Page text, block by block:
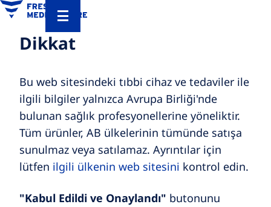
Dikkat
Bu web sitesindeki tıbbi cihaz ve tedaviler ile
ilgili bilgiler yalnızca Avrupa Birliği'nde
bulunan sağlık profesyonellerine yöneliktir.
Tüm ürünler, AB ülkelerinin tümünde satışa
sunulmaz veya satılamaz. Ayrıntılar için
lütfen ilgili ülkenin web sitesini kontrol edin.
"Kabul Edildi ve Onaylandı" butonunu